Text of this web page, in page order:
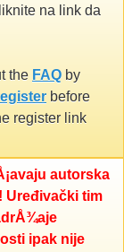
na link da
the FAQ by
before
register link
autorska
Uređivački tim
ipak nije